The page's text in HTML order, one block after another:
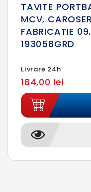
TAVITE
MCV,
FABRICATIE
193058GRD
Livrare 24h
184,00 lei